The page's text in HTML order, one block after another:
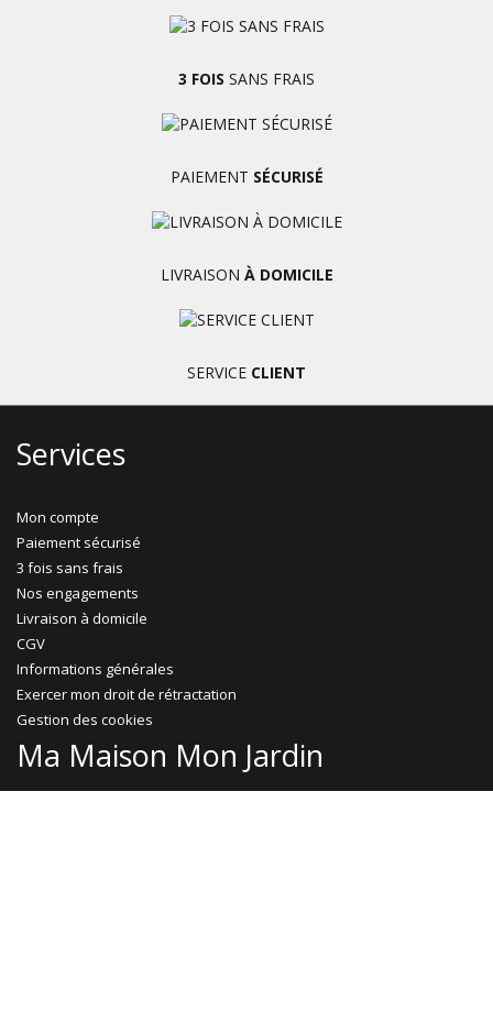
3 FOIS SANS FRAIS
PAIEMENT SÉCURISÉ
LIVRAISON À DOMICILE
SERVICE CLIENT
Services
Mon compte
Paiement sécurisé
3 fois sans frais
Nos engagements
Livraison à domicile
CGV
Informations générales
Exercer mon droit de rétractation
Gestion des cookies
Ma Maison Mon Jardin